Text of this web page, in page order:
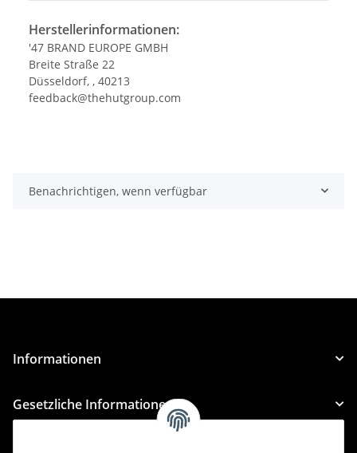
Herstellerinformationen:
'47 BRAND EUROPE GMBH
Breite Straße 22
Düsseldorf, , 40213
feedback@thehutgroup.com
Benachrichtigen, wenn verfügbar
Informationen
Gesetzliche Informationen